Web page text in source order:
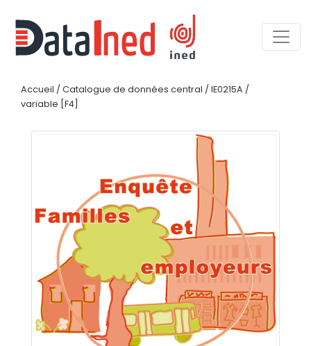
Accueil / Catalogue de données central / IE0215A /
variable [F4]